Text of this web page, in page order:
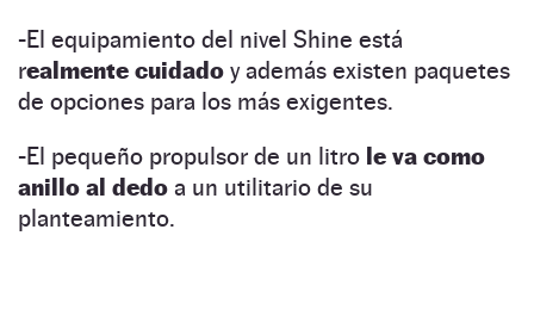
-El equipamiento del nivel Shine está
realmente cuidado y además existen paquetes
de opciones para los más exigentes.
-El pequeño propulsor de un litro le va como
anillo al dedo a un utilitario de su
planteamiento.